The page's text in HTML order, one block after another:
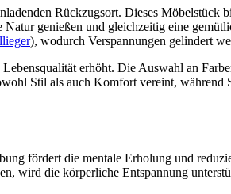
Rückzugsort. Dieses Möbelstück
genießen und gleichzeitig eine
), wodurch Verspannungen gelindert
erhöht. Die Auswahl an
Stil als auch Komfort vereint,
fördert die mentale Erholung und
wird die körperliche Entspannung